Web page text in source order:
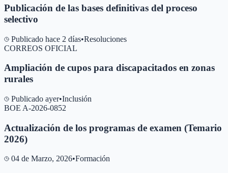
Publicación de las bases definitivas del proceso
selectivo
Publicado hace 2 días•Resoluciones
CORREOS OFICIAL
Ampliación de cupos para discapacitados en zonas
rurales
Publicado ayer•Inclusión
BOE A-2026-0852
Actualización de los programas de examen (Temario
2026)
04 de Marzo, 2026•Formación